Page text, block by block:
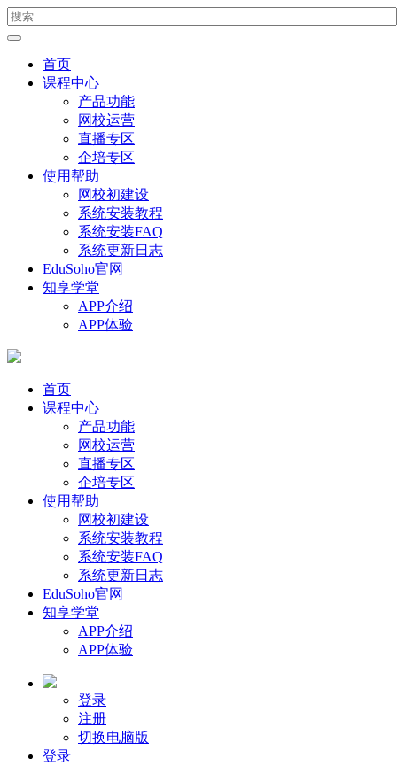
首页
课程中心
产品功能
网校运营
直播专区
企培专区
使用帮助
网校初建设
系统安装教程
系统安装FAQ
系统更新日志
EduSoho官网
知享学堂
APP介绍
APP体验
首页
课程中心
产品功能
网校运营
直播专区
企培专区
使用帮助
网校初建设
系统安装教程
系统安装FAQ
系统更新日志
EduSoho官网
知享学堂
APP介绍
APP体验
登录
注册
切换电脑版
登录